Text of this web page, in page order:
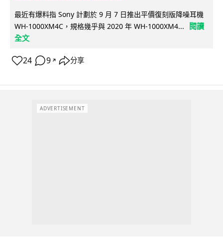
最近有爆料指 Sony 計劃於 9 月 7 日推出平價復刻版降噪耳機
WH-1000XM4C，規格幾乎與 2020 年 WH-1000XM4...
閱讀
全文
24 9 ↗ 分享
ADVERTISEMENT